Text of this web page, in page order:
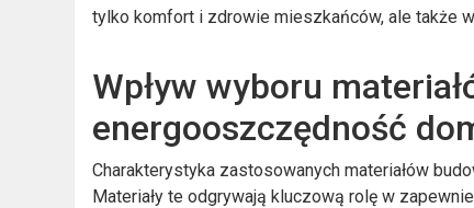
tylko komfort i zdrowie mieszkańców, ale także
Wpływ wyboru
energooszczędność
Charakterystyka zastosowanych materiałów
Materiały te odgrywają kluczową rolę w